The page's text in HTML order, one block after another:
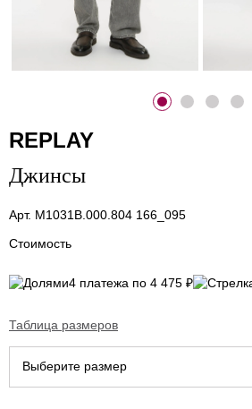
REPLAY
Джинсы
Арт. M1031B.000.804 166_095
Стоимость
4 платежа по 4 475 ₽
Таблица размеров
Выберите размер